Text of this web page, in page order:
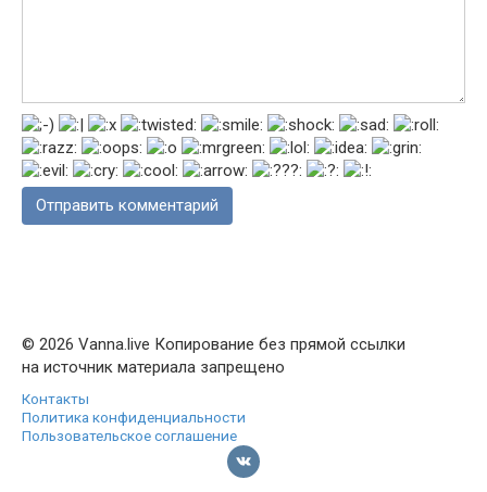
© 2026 Vanna.live Копирование без прямой ссылки
на источник материала запрещено
Контакты
Политика конфиденциальности
Пользовательское соглашение